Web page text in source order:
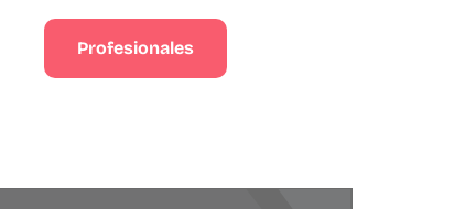
Profesionales